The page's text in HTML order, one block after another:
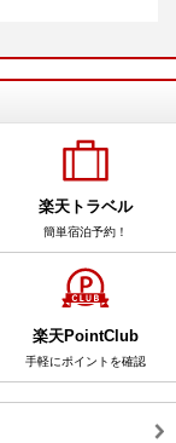
楽天トラベル
簡単宿泊予約！
楽天PointClub
手軽にポイントを確認